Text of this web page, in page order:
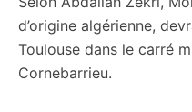
d’origine algérienne,
Toulouse dans le carré
Cornebarrieu.